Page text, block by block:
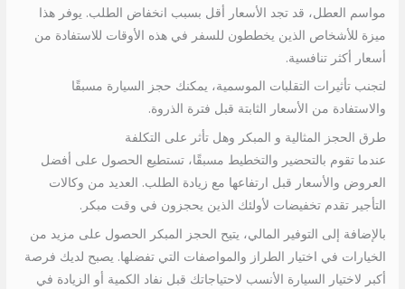
مواسم العطل، قد تجد الأسعار أقل بسبب انخفاض الطلب. يوفر هذا
ميزة للأشخاص الذين يخططون للسفر في هذه الأوقات للاستفادة من
أسعار أكثر تنافسية.
لتجنب تأثيرات التقلبات الموسمية، يمكنك حجز السيارة مسبقًا
والاستفادة من الأسعار الثابتة قبل فترة الذروة.
طرق الحجز المثالية و المبكر وهل تأثر على التكلفة
عندما تقوم بالتحضير والتخطيط مسبقًا، تستطيع الحصول على أفضل
العروض والأسعار قبل ارتفاعها مع زيادة الطلب. العديد من وكالات
التأجير تقدم تخفيضات لأولئك الذين يحجزون في وقت مبكر.
بالإضافة إلى التوفير المالي، يتيح الحجز المبكر الحصول على مزيد من
الخيارات في اختيار الطراز والمواصفات التي تفضلها. يصبح لديك فرصة
أكبر لاختيار السيارة الأنسب لاحتياجاتك قبل نفاد الكمية أو الزيادة في